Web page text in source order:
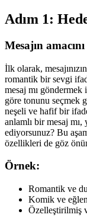
Adım 1:
Mesajın
İlk olarak,
romantik bir sevgi
mesaj mı
göre tonunu seçmek
neşeli ve hafif bir
anlamlı bir mesaj
ediyorsunuz? Bu
özellikleri de göz
Örnek:
Romantik ve
Komik ve
Özelleştirilmiş